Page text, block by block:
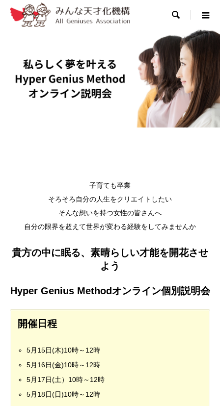

子育ても卒業
そろそろ自分の人生をクリエイトしたい
そんな想いを持つ女性の皆さんへ
自分の限界を超えて世界が変わる経験をしてみませんか
貴方の中に眠る、素晴らしい才能を開花させ
よう
Hyper Genius Methodオンライン個別説明会
開催日程
5月15日(木)10時～12時
5月16日(金)10時～12時
5月17日(土）10時～12時
5月18日(日)10時～12時